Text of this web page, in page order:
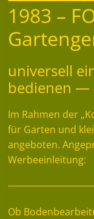
1983 –
universell
bedienen —
Im Rahmen der
für Garten und
angeboten.
Werbeeinleitung:
Ob